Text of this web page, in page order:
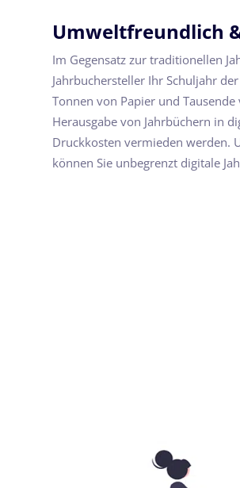
Umweltfreundlich
Im Gegensatz zur traditionellen
Jahrbuchersteller Ihr Schuljahr
Tonnen von Papier und
Herausgabe von Jahrbüchern in
Druckkosten vermieden werden.
können Sie unbegrenzt digitale